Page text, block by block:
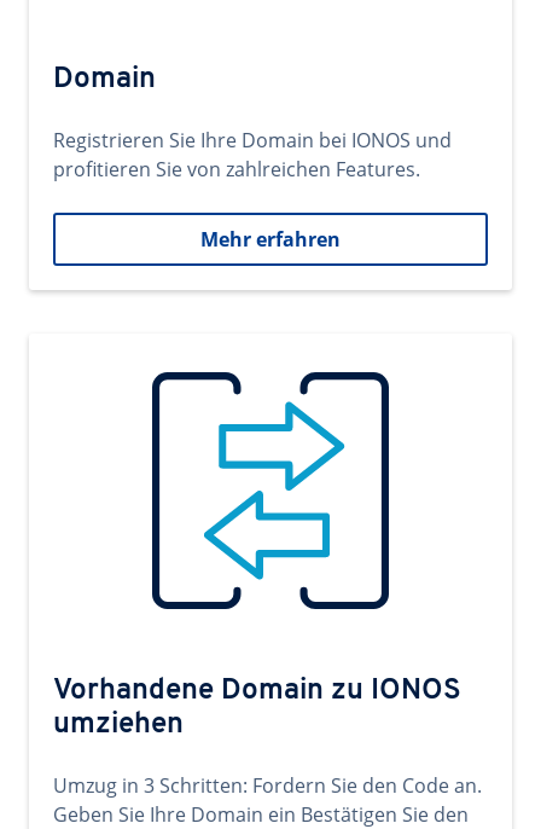
Domain
Registrieren Sie Ihre Domain bei IONOS und
profitieren Sie von zahlreichen Features.
Mehr erfahren
Vorhandene Domain zu IONOS
umziehen
Umzug in 3 Schritten: Fordern Sie den Code an.
Geben Sie Ihre Domain ein Bestätigen Sie den